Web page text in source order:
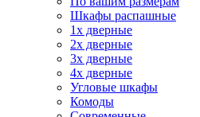
Шкафы распашные
1х дверные
2х дверные
3х дверные
4х дверные
Угловые шкафы
Комоды